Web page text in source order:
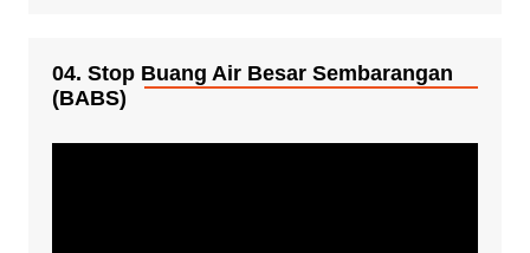
04. Stop Buang Air Besar Sembarangan
(BABS)